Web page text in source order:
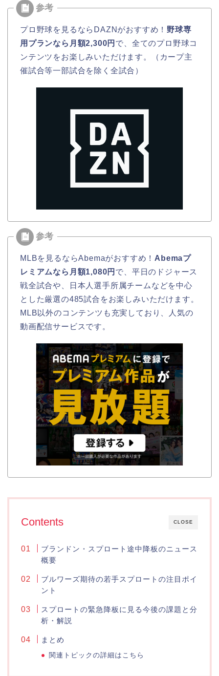
プロ野球を見るならDAZNがおすすめ！ 野球専
用プランなら月額2,300円 で、全てのプロ野球コ
ンテンツをお楽しみいただけます。（カープ主
催試合等一部試合を除く全試合）
MLBを見るならAbemaがおすすめ！ Abemaプ
レミアムなら月額1,080円 で、平日のドジャース
戦全試合や、日本人選手所属チームなどを中心
とした厳選の485試合をお楽しみいただけます。
MLB以外のコンテンツも充実しており、人気の
動画配信サービスです。
CLOSE
Contents
ブランドン・スプロート途中降板のニュース
概要
ブルワーズ期待の若手スプロートの注目ポイ
ント
スプロートの緊急降板に見る今後の課題と分
析・解説
まとめ
関連トピックの詳細はこちら